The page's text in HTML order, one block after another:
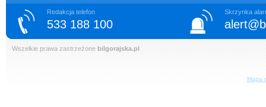
Redakcja telefon
533 188 100
Skrzynka
Wszelkie prawa zastrzeżone bilgorajska.pl
Mapa